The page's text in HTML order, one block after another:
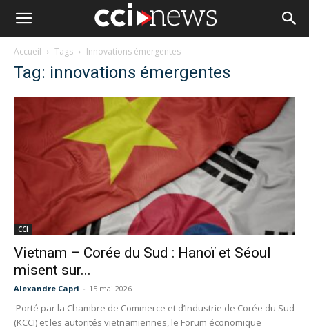
Accueil Tags Innovations émergentes
Tag: innovations émergentes
CCI
Vietnam – Corée du Sud : Hanoï et Séoul
misent sur...
Alexandre Capri - 15 mai 2026
Porté par la Chambre de Commerce et d’Industrie de Corée du Sud
(KCCI) et les autorités vietnamiennes, le Forum économique